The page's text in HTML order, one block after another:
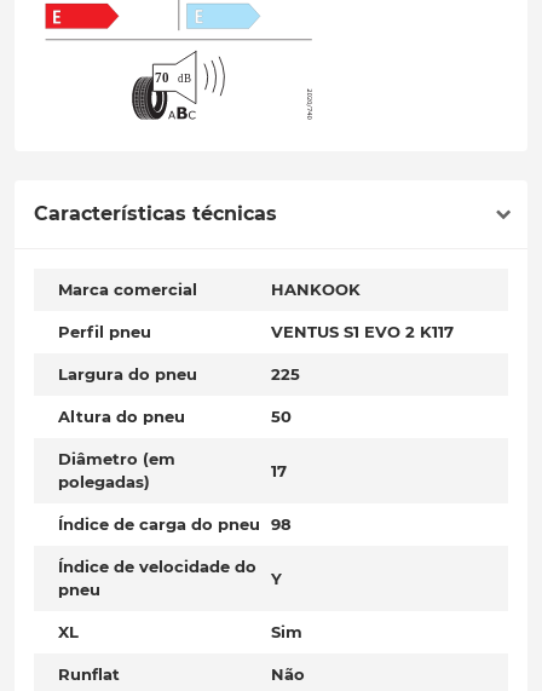
Características técnicas
Marca comercial HANKOOK
Perfil pneu VENTUS S1 EVO 2 K117
Largura do pneu 225
Altura do pneu 50
Diâmetro (em
polegadas)
17
Índice de carga do pneu 98
Índice de velocidade do
pneu
Y
XL Sim
Runflat Não